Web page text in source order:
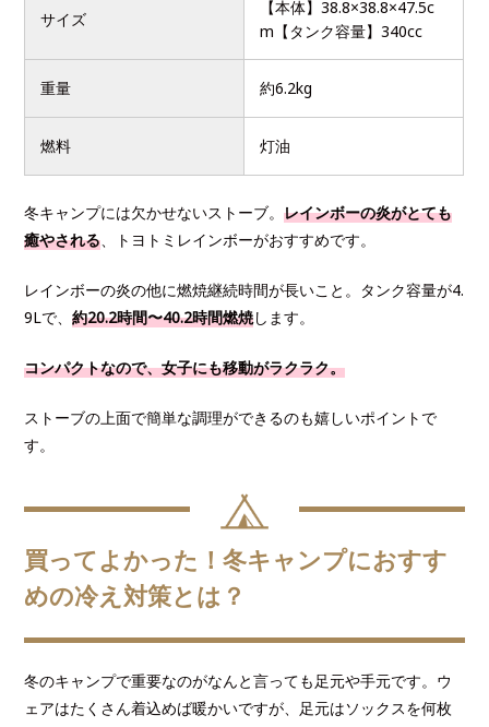
サイズ
【本体】38.8×38.8×47.5c
m【タンク容量】340cc
重量 約6.2kg
燃料 灯油
冬キャンプには欠かせないストーブ。レインボーの炎がとても
癒やされる、トヨトミレインボーがおすすめです。
レインボーの炎の他に燃焼継続時間が長いこと。タンク容量が4.
9Lで、約20.2時間〜40.2時間燃焼します。
コンパクトなので、女子にも移動がラクラク。
ストーブの上面で簡単な調理ができるのも嬉しいポイントで
す。
買ってよかった！冬キャンプにおすす
めの冷え対策とは？
冬のキャンプで重要なのがなんと言っても足元や手元です。ウ
ェアはたくさん着込めば暖かいですが、足元はソックスを何枚